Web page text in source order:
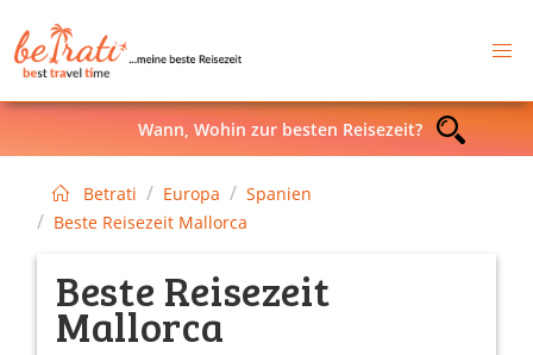
Betrati Europa
Spanien
Beste Reisezeit Mallorca
Beste Reisezeit
Mallorca
Wann, Wohin zur besten Reisezeit?